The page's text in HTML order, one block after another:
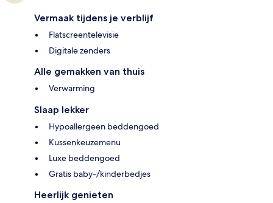
Vermaak tijdens je verblijf
Flatscreentelevisie
Digitale zenders
Alle gemakken van thuis
Verwarming
Slaap lekker
Hypoallergeen beddengoed
Kussenkeuzemenu
Luxe beddengoed
Gratis baby-/kinderbedjes
Heerlijk genieten